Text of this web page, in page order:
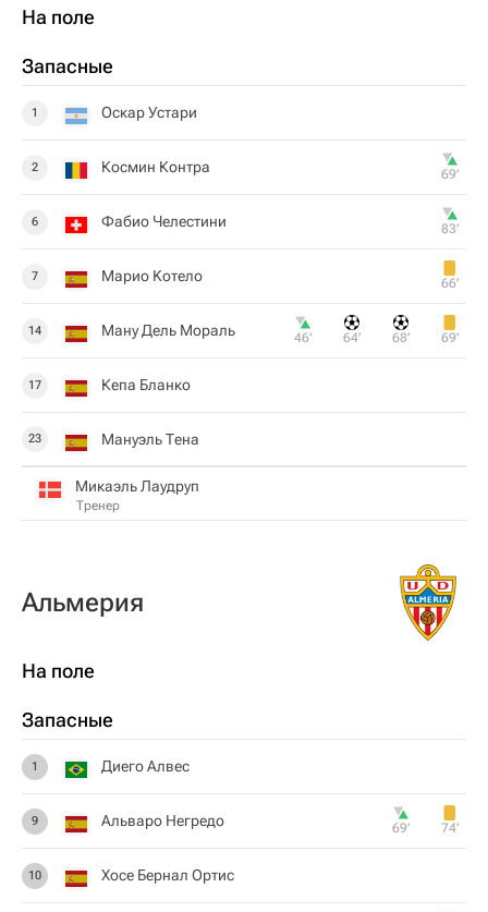
На поле
Запасные
1 Оскар Устари
2 Космин Контра 69‎’‎
6 Фабио Челестини 83‎’‎
7 Марио Koтeлo 66‎’‎
14 Ману Дель Мораль 46‎’‎ 64‎’‎ 68‎’‎ 69‎’‎
17 Кепа Бланко
23 Мануэль Тена
Микаэль Лаудруп
Тренер
Альмерия
На поле
Запасные
1 Диего Алвес
9 Альваро Негредо 69‎’‎ 74‎’‎
10 Хосе Бернал Ортис